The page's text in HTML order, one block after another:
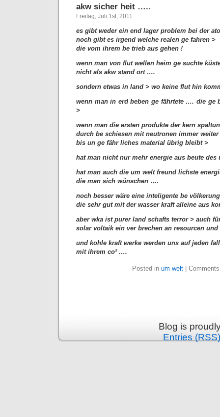
akw sicher heit …..
Freitag, Juli 1st, 2011
es gibt weder ein end lager problem bei der
noch gibt es irgend welche realen ge fahren >
die vom ihrem be trieb aus gehen !
wenn man von flut wellen heim ge suchte
nicht als akw stand ort ….
sondern etwas in land > wo keine flut hin
wenn man in erd beben ge fährtete …. die ge
>
wenn man die ersten produkte der kern
durch be schiesen mit neutronen immer weiter
bis un ge fähr liches material übrig bleibt >
hat man nicht nur mehr energie aus beute des
hat man auch die um welt freund lichste
die man sich wünschen ….
noch besser wäre eine inteligente be völkerung
die sehr gut mit der wasser kraft alleine aus
aber wka ist purer land schafts terror > auch
solar voltaik ein ver brechen an resourcen und
und kohle kraft werke werden uns auf jeden
mit ihrem co² ….
Posted in um welt
Blog is
Entries (RSS)